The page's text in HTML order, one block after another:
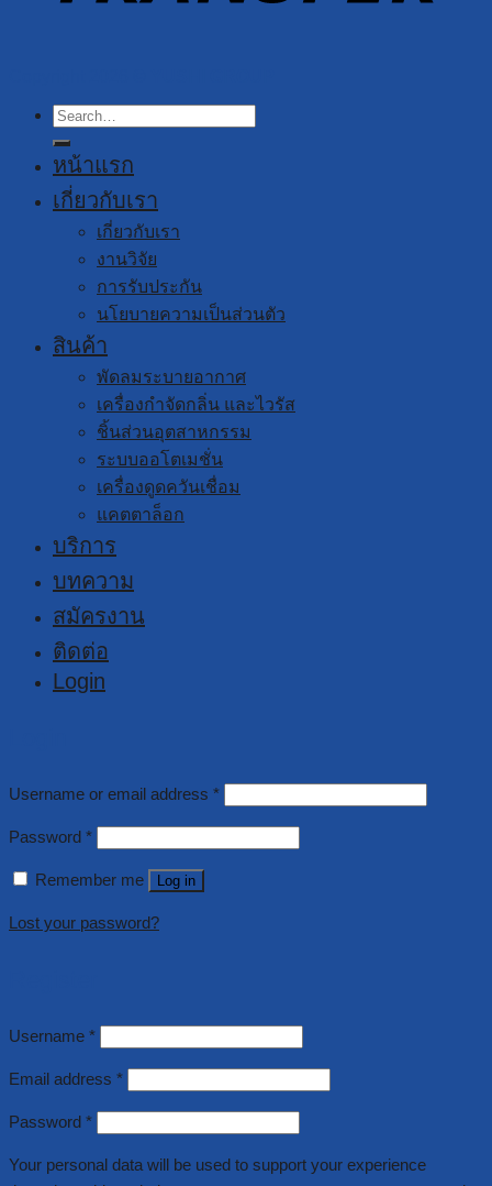
Search
for:
หน้าแรก
เกี่ยวกับเรา
เกี่ยวกับเรา
งานวิจัย
การรับประกัน
นโยบายความเป็นส่วนตัว
สินค้า
พัดลมระบายอากาศ
เครื่องกำจัดกลิ่น และไวรัส
ชิ้นส่วนอุตสาหกรรม
ระบบออโตเมชั่น
เครื่องดูดควันเชื่อม
แคตตาล็อก
บริการ
บทความ
สมัครงาน
ติดต่อ
Login
Username or email address *
Password *
Remember me Log in
Lost your password?
Username *
Email address *
Password *
Your personal data will be used to support your experience